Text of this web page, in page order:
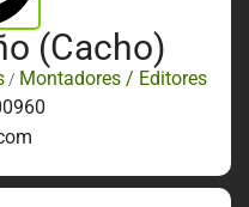
(Cacho)
/ Montadores / Editores